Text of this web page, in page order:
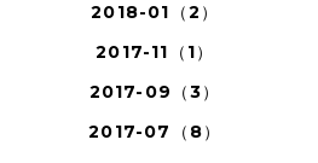
2018-01（2）
2017-11（1）
2017-09（3）
2017-07（8）